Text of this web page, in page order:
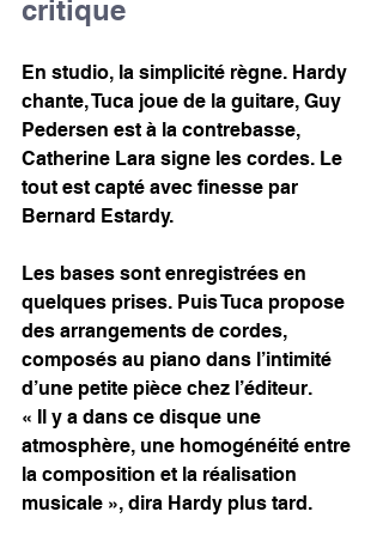
critique
En studio, la simplicité règne. Hardy
chante, Tuca joue de la guitare, Guy
Pedersen est à la contrebasse,
Catherine Lara signe les cordes. Le
tout est capté avec finesse par
Bernard Estardy.
Les bases sont enregistrées en
quelques prises. Puis Tuca propose
des arrangements de cordes,
composés au piano dans l’intimité
d’une petite pièce chez l’éditeur.
« Il y a dans ce disque une
atmosphère, une homogénéité entre
la composition et la réalisation
musicale », dira Hardy plus tard.